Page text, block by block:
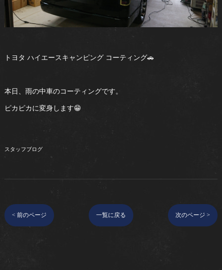
トヨタ ハイエースキャンピング コーティング🚗
本日、雨の中車のコーティングです。
ピカピカに変身します😁
スタッフブログ
< 前のページ 一覧に戻る 次のページ >